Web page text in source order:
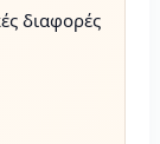
διαφορές